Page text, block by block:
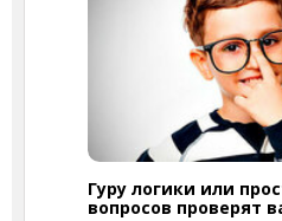
Гуру логики или
вопросов проверят